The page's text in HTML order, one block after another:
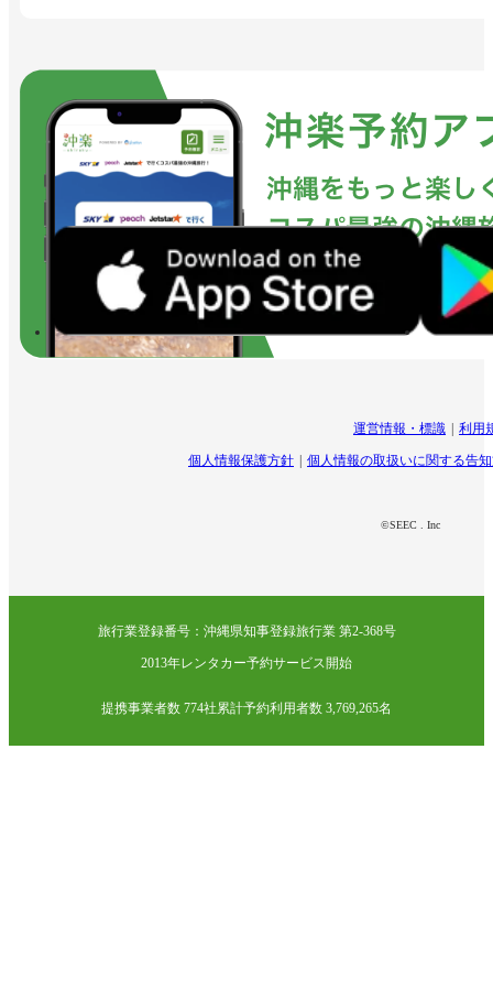
運営情報・標識 利用
個人情報保護方針 個人情報の取扱いに関する告
©SEEC . Inc
旅行業登録番号：沖縄県知事登録旅行業 第2-368号
2013年レンタカー予約サービス開始
提携事業者数 774社累計予約利用者数 3,769,265名